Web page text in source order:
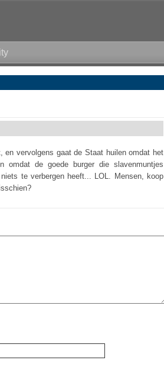
en vervolgens gaat de Staat huilen omdat het
omdat de goede burger die slavenmuntjes
te verbergen heeft... LOL. Mensen, koop